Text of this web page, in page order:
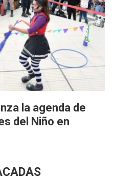
la agenda de
del Niño en